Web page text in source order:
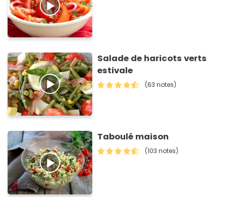
Salade de haricots verts
estivale
(63 notes)
Taboulé maison
(103 notes)